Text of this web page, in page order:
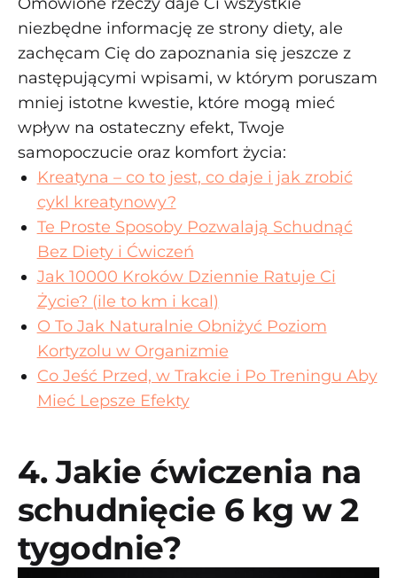
niezbędne informację ze strony diety, ale
zachęcam Cię do zapoznania się jeszcze z
następującymi wpisami, w którym poruszam
mniej istotne kwestie, które mogą mieć
wpływ na ostateczny efekt, Twoje
samopoczucie oraz komfort życia:
Kreatyna – co to jest, co daje i jak zrobić
cykl kreatynowy?
Te Proste Sposoby Pozwalają Schudnąć
Bez Diety i Ćwiczeń
Jak 10000 Kroków Dziennie Ratuje Ci
Życie? (ile to km i kcal)
O To Jak Naturalnie Obniżyć Poziom
Kortyzolu w Organizmie
Co Jeść Przed, w Trakcie i Po Treningu Aby
Mieć Lepsze Efekty
4. Jakie ćwiczenia na
schudnięcie 6 kg w 2
tygodnie?